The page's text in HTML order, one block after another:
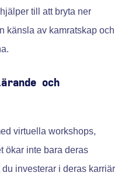
till att bryta ner
känsla av kamratskap och
och
virtuella workshops,
ökar inte bara deras
investerar i deras karriär